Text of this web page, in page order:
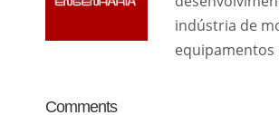
indústria de
equipamentos
Comments